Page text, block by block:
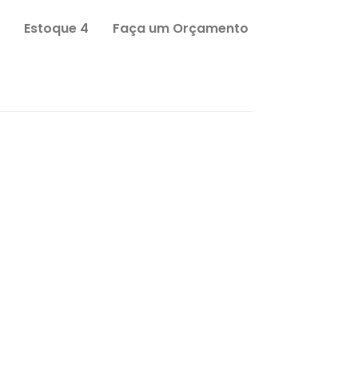
Estoque 4 Faça um Orçamento